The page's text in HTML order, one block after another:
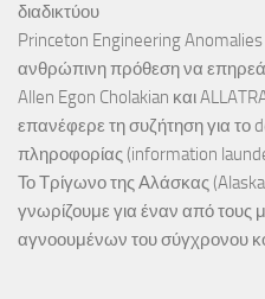
διαδικτύου
Princeton Engineering
ανθρώπινη πρόθεση να
Allen Egon Cholakian και
επανέφερε τη συζήτηση για το
πληροφορίας (information
Το Τρίγωνο της Αλάσκας
γνωρίζουμε για έναν από τους
αγνοουμένων του σύγχρονου